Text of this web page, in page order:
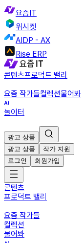
요즘IT
위시켓
AIDP - AX
Rise ERP
콘텐츠프로덕트 밸리
요즘 작가들컬렉션물어봐
놀이터
광고 상품
광고 상품
작가 지원
로그인
회원가입
콘텐츠
프로덕트 밸리
요즘 작가들
컬렉션
물어봐